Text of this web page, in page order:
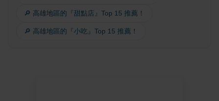
🔎 高雄地區的『甜點店』Top 15 推薦！
🔎 高雄地區的『小吃』Top 15 推薦！